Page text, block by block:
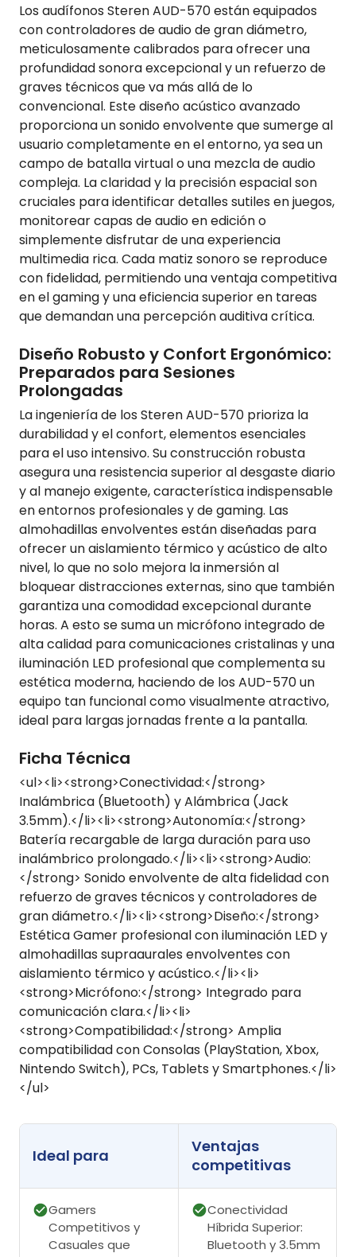
Los audífonos Steren AUD-570 están equipados
con controladores de audio de gran diámetro,
meticulosamente calibrados para ofrecer una
profundidad sonora excepcional y un refuerzo de
graves técnicos que va más allá de lo
convencional. Este diseño acústico avanzado
proporciona un sonido envolvente que sumerge al
usuario completamente en el entorno, ya sea un
campo de batalla virtual o una mezcla de audio
compleja. La claridad y la precisión espacial son
cruciales para identificar detalles sutiles en juegos,
monitorear capas de audio en edición o
simplemente disfrutar de una experiencia
multimedia rica. Cada matiz sonoro se reproduce
con fidelidad, permitiendo una ventaja competitiva
en el gaming y una eficiencia superior en tareas
que demandan una percepción auditiva crítica.
Diseño Robusto y Confort Ergonómico:
Preparados para Sesiones
Prolongadas
La ingeniería de los Steren AUD-570 prioriza la
durabilidad y el confort, elementos esenciales
para el uso intensivo. Su construcción robusta
asegura una resistencia superior al desgaste diario
y al manejo exigente, característica indispensable
en entornos profesionales y de gaming. Las
almohadillas envolventes están diseñadas para
ofrecer un aislamiento térmico y acústico de alto
nivel, lo que no solo mejora la inmersión al
bloquear distracciones externas, sino que también
garantiza una comodidad excepcional durante
horas. A esto se suma un micrófono integrado de
alta calidad para comunicaciones cristalinas y una
iluminación LED profesional que complementa su
estética moderna, haciendo de los AUD-570 un
equipo tan funcional como visualmente atractivo,
ideal para largas jornadas frente a la pantalla.
Ficha Técnica
<ul><li><strong>Conectividad:</strong>
Inalámbrica (Bluetooth) y Alámbrica (Jack
3.5mm).</li><li><strong>Autonomía:</strong>
Batería recargable de larga duración para uso
inalámbrico prolongado.</li><li><strong>Audio:
</strong> Sonido envolvente de alta fidelidad con
refuerzo de graves técnicos y controladores de
gran diámetro.</li><li><strong>Diseño:</strong>
Estética Gamer profesional con iluminación LED y
almohadillas supraaurales envolventes con
aislamiento térmico y acústico.</li><li>
<strong>Micrófono:</strong> Integrado para
comunicación clara.</li><li>
<strong>Compatibilidad:</strong> Amplia
compatibilidad con Consolas (PlayStation, Xbox,
Nintendo Switch), PCs, Tablets y Smartphones.</li>
</ul>
Ideal para
Ventajas
competitivas
Gamers
Competitivos y
Casuales que
Conectividad
Híbrida Superior:
Bluetooth y 3.5mm